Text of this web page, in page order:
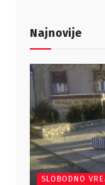
Najnovije
SLOBODNO